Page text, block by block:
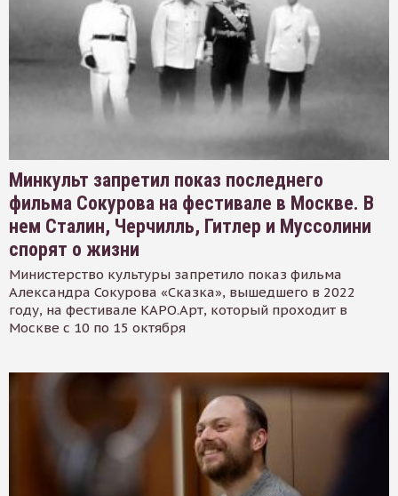
Минкульт запретил показ последнего
фильма Сокурова на фестивале в Москве. В
нем Сталин, Черчилль, Гитлер и Муссолини
спорят о жизни
Министерство культуры запретило показ фильма
Александра Сокурова «Сказка», вышедшего в 2022
году, на фестивале КАРО.Арт, который проходит в
Москве с 10 по 15 октября